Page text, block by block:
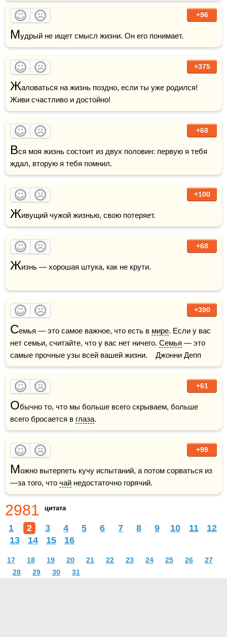
+96
Мудрый не ищет смысл жизни. Он его понимает.
+375
Жаловаться на жизнь поздно, если ты уже родился!
Живи счастливо и достойно!
+68
Вся моя жизнь состоит из двух половин: первую я тебя
ждал, вторую я тебя помнил.
+100
Живущий чужой жизнью, свою потеряет.
+68
Жизнь — хорошая штука, как не крути.
+390
Семья — это самое важное, что есть в мире. Если у вас
нет семьи, считайте, что у вас нет ничего. Семья — это
самые прочные узы всей вашей жизни.    Джонни Депп
+61
Обычно то, что мы больше всего скрываем, больше
всего бросается в глаза.
+98
Можно вытерпеть кучу испытаний, а потом сорваться из
—за того, что чай недостаточно горячий.
2981 цитата
1 2 3 4 5 6 7 8 9 10 11
12
13
14 15 16
17 18 19 20 21 22 23 24 25 26
27
28
29 30 31